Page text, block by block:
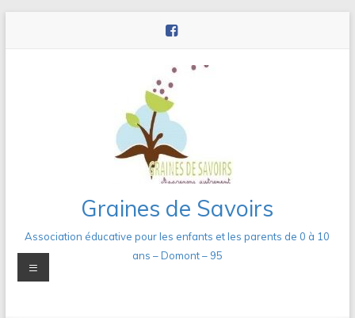
Graines de Savoirs
Association éducative pour les enfants et les parents de 0 à 10
ans – Domont – 95
Menu